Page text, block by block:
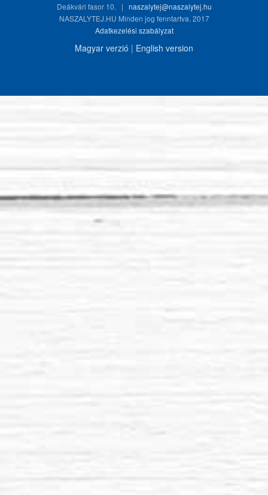
Deákvári fasor 10. | naszalytej@naszalytej.hu
NASZALYTEJ.HU Minden jog fenntartva. 2017
Adatkezelési szabályzat
Magyar verzió | English version